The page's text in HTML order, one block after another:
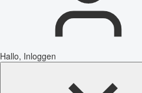
Hallo, Inloggen